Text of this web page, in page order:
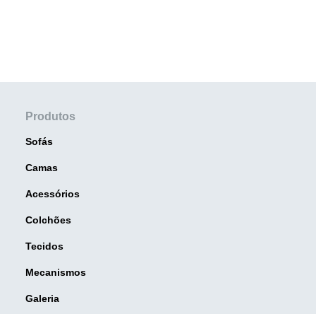
Produtos
Sofás
Camas
Acessórios
Colchões
Tecidos
Mecanismos
Galeria